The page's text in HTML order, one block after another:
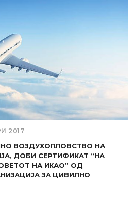
2017
ВОЗДУХОПЛОВСТВО НА
ДОБИ СЕРТИФИКАТ “НА
НА ИКАО” ОД
ЗА ЦИВИЛНО